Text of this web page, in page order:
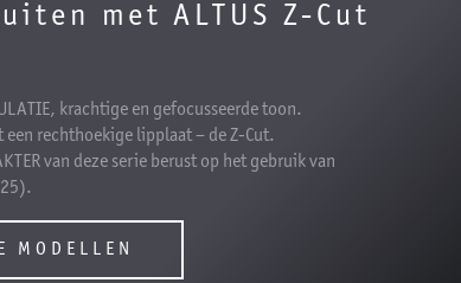
met ALTUS Z-Cut
krachtige en gefocusseerde toon.
een rechthoekige lipplaat – de Z-Cut.
van deze serie berust op het gebruik van
MODELLEN